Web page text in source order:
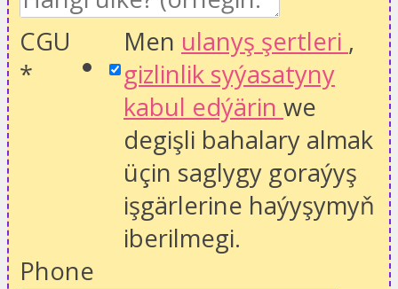
CGU
*
Men ulanyş şertleri ,
gizlinlik syýasatyny
kabul edýärin we
degişli bahalary almak
üçin saglygy goraýyş
işgärlerine haýyşymyň
iberilmegi.
Phone